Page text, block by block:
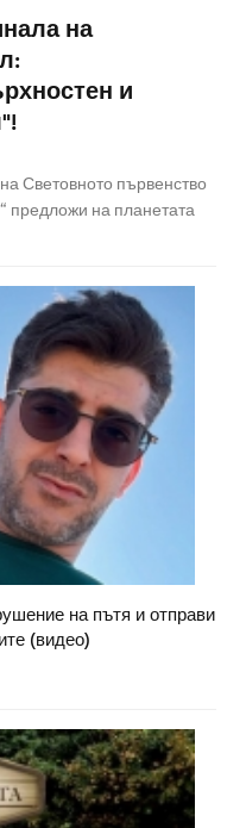
на
и
Световното първенство
предложи на планетата
на пътя и отправи
(видео)